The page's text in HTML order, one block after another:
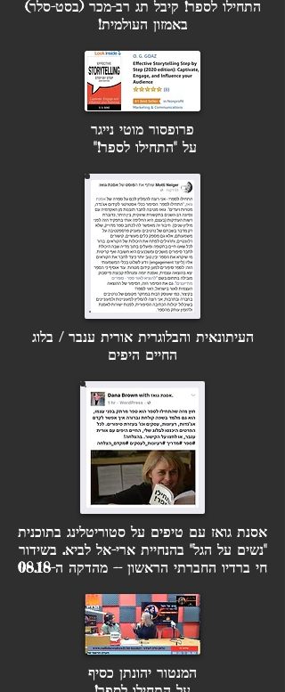
התחילו לספר! קיבל תג רב-מכר (בסט-סלר)
באמזון העולמית!
פרופסור מוטי נייגר
על "התחילו לספר!"
העיתונאית והבלוגריתאורית ענבר / בלוג
החיים היפים
אסנת גואז עם טיפים על סטוריטלינג בתוכנית
"נשים על הגל" בהנחיית ארי-אל לביא. בשידור
חי ברדיו החברתי הראשון -- מהדקה ה-08.18
המנטור יהונתן כסיף